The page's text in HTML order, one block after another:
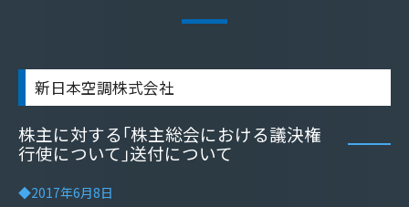
新日本空調株式会社
株主に対する｢株主総会における議決権
行使について｣送付について
◆2017年6月8日